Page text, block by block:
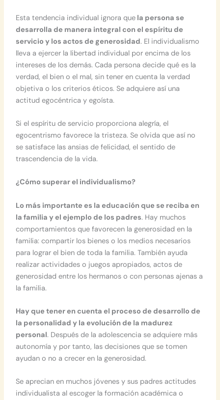
Esta tendencia individual ignora quela persona se
desarrolla de manera integral con el espíritu de
servicio y los actos de generosidad. El individualismo
lleva a ejercer la libertad individual por encima de los
intereses de los demás. Cada persona decide qué es la
verdad, el bien o el mal, sin tener en cuenta la verdad
objetiva o los criterios éticos. Se adquiere así una
actitud egocéntrica y egoísta.
Si el espíritu de servicio proporciona alegría, el
egocentrismo favorece la tristeza. Se olvida que así no
se satisface las ansias de felicidad, el sentido de
trascendencia de la vida.
¿Cómo superar el individualismo?
Lo más importante es la educación que se reciba en
la familia y el ejemplo de los padres. Hay muchos
comportamientos que favorecen la generosidad en la
familia: compartir los bienes o los medios necesarios
para lograr el bien de toda la familia. También ayuda
realizar actividades o juegos apropiados, actos de
generosidad entre los hermanos o con personas ajenas a
la familia.
Hay que tener en cuenta el proceso de desarrollo de
la personalidad y la evolución de la madurez
personal. Después de la adolescencia se adquiere más
autonomía y por tanto, las decisiones que se tomen
ayudan o no a crecer en la generosidad.
Se aprecian en muchos jóvenes y sus padres actitudes
individualista al escoger la formación académica o